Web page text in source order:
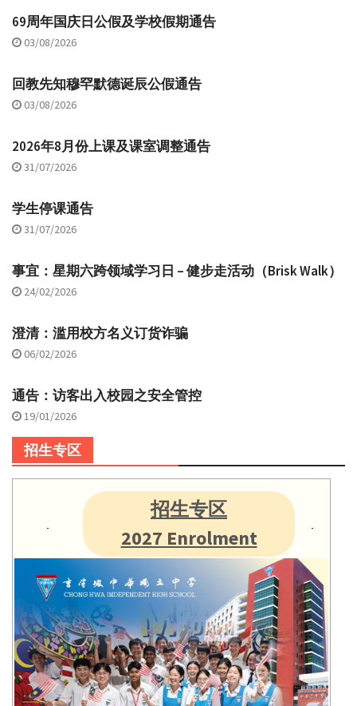
69周年国庆日公假及学校假期通告
03/08/2026
回教先知穆罕默德诞辰公假通告
03/08/2026
2026年8月份上课及课室调整通告
31/07/2026
学生停课通告
31/07/2026
事宜：星期六跨领域学习日 – 健步走活动（Brisk Walk）
24/02/2026
澄清：滥用校方名义订货诈骗
06/02/2026
通告：访客出入校园之安全管控
19/01/2026
招生专区
招生专区
2027 Enrolment